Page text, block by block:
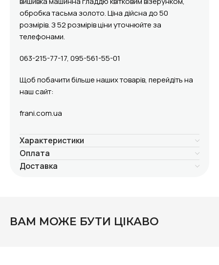
обробка тасьма золото. Ціна дійсна до 50
розмірів. З 52 розмірів ціни уточнюйте за
телефонами.
063-215-77-17, 095-561-55-01
Щоб побачити більше наших товарів, перейдіть на
наш сайт:
frani.com.ua
Характеристики
Оплата
Доставка
ВАМ МОЖЕ БУТИ ЦІКАВО